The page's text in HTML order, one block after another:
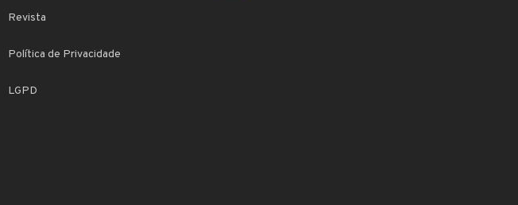
Revista
Política de Privacidade
LGPD